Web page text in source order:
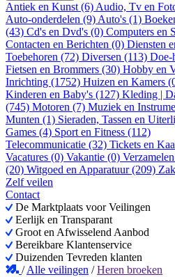
Antiek en Kunst (6) Audio, Tv en
Auto-onderdelen (9) Auto's (1)
(43) Cd's en Dvd's (0) Computers en
Contacten en Berichten (0) Diensten
Toebehoren (72) Diversen (113) Doe-
Fietsen en Brommers (30) Hobby en
Inrichting (1752) Huizen en Kamers
Kinderen en Baby's (127) Kleding |
(745) Motoren (7) Muziek en
Munten (1) Sieraden, Tassen en
Games (4) Sport en Fitness (112)
Telecommunicatie (32) Tickets en
Vacatures (0) Vakantie (0)
(20) Witgoed en Apparatuur (209)
Zelf veilen
Contact
De Marktplaats voor Veilingen
Eerlijk en Transparant
Groot en Afwisselend Aanbod
Bereikbare Klantenservice
Duizenden Tevreden klanten
/Alle veilingen /Heren broeken